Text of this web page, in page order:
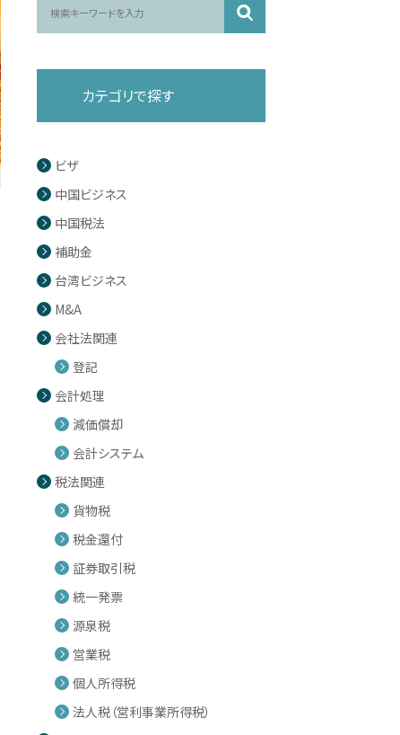
カテゴリで探す
ビザ
中国ビジネス
中国税法
補助金
台湾ビジネス
M&A
会社法関連
登記
会計処理
減価償却
会計システム
税法関連
貨物税
税金還付
証券取引税
統一発票
源泉税
営業税
個人所得税
法人税（営利事業所得税）